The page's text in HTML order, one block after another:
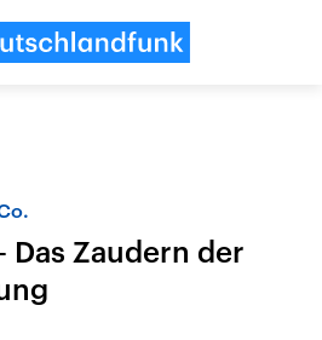
Das Zaudern der